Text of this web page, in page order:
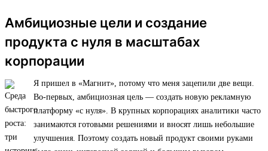
Амбициозные цели и создание
продукта с нуля в масштабах
корпорации
Я пришел в «Магнит», потому что меня зацепили две вещи.
Во-первых, амбициозная цель — создать новую рекламную
платформу «с нуля». В крупных корпорациях аналитики часто
занимаются готовыми решениями и вносят лишь небольшие
улучшения. Поэтому создать новый продукт своими руками